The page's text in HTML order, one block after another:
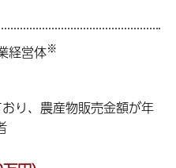
経営体※
り、農産物販売金額が年